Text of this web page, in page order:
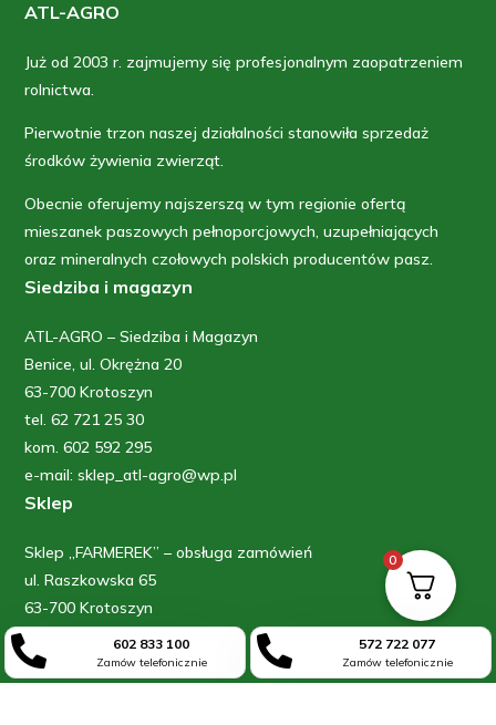
ATL-AGRO
Już od 2003 r. zajmujemy się profesjonalnym zaopatrzeniem
rolnictwa.
Pierwotnie trzon naszej działalności stanowiła sprzedaż
środków żywienia zwierząt.
Obecnie oferujemy najszerszą w tym regionie ofertą
mieszanek paszowych pełnoporcjowych, uzupełniających
oraz mineralnych czołowych polskich producentów pasz.
Siedziba i magazyn
ATL-AGRO – Siedziba i Magazyn
Benice, ul. Okrężna 20
63-700 Krotoszyn
tel. 62 721 25 30
kom. 602 592 295
e-mail: sklep_atl-agro@wp.pl
Sklep
Sklep „FARMEREK” – obsługa zamówień
ul. Raszkowska 65
63-700 Krotoszyn
kom: 602 833 100
kom: 572 722 077
 602 833 100
Zamów telefonicznie  572 722 077
Zamów telefonicznie
0